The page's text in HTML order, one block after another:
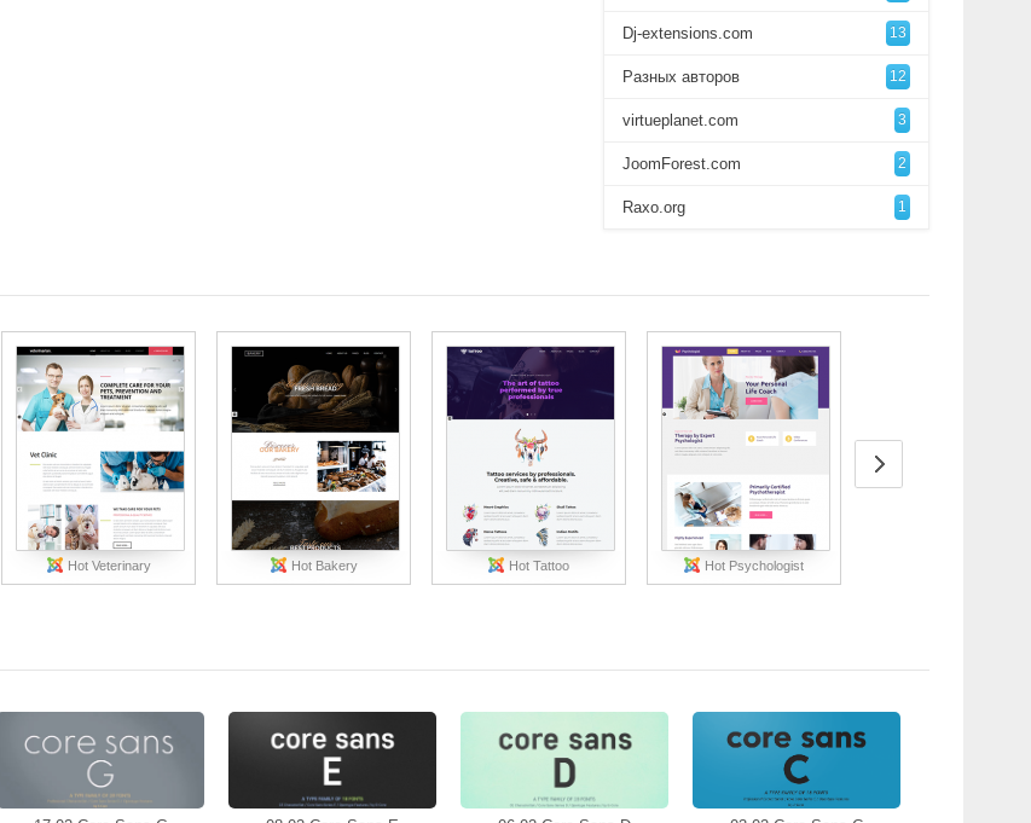
Dj-extensions.com 13
Разных авторов 12
virtueplanet.com 3
JoomForest.com 2
Raxo.org 1
Hot Veterinary Hot Bakery Hot Tattoo Hot Psychologist